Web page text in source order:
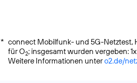
* connect Mobilfunk- und 5G-Netztest,
für O2; insgesamt wurden vergeben:
Weitere Informationen untero2.de/